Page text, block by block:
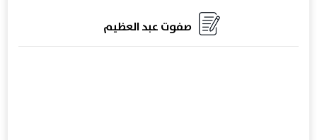
صفوت عبد العظيم